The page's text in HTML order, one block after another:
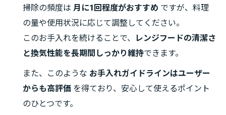
掃除の頻度は 月に1回程度がおすすめ ですが、料理
の量や使用状況に応じて調整してください。
このお手入れを続けることで、
レンジフードの清潔さ
と換気性能を長期間しっかり維持できます。
また、このような お手入れガイドラインはユーザー
からも高評価 を得ており、安心して使えるポイント
のひとつです。